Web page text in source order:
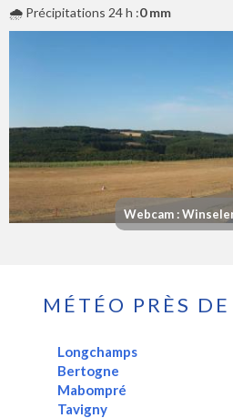
🌧️ Précipitations 24 h :0 mm
Webcam :
MÉTÉO PRÈS
Longchamps
Bertogne
Mabompré
Tavigny